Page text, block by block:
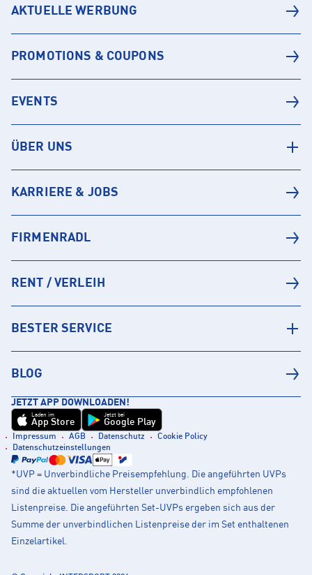
AKTUELLE WERBUNG
PROMOTIONS & COUPONS
EVENTS
ÜBER UNS
KARRIERE & JOBS
FIRMENRADL
RENT / VERLEIH
BESTER SERVICE
BLOG
JETZT APP DOWNLOADEN!
Laden im
App Store
Jetzt bei
Google Play
Impressum AGB Datenschutz
Cookie Policy
Datenschutzeinstellungen
*UVP = Unverbindliche Preisempfehlung. Die angeführten UVPs
sind die aktuellen vom Hersteller unverbindlich empfohlenen
Listenpreise. Die angeführten Set-UVPs ergeben sich aus der
Summe der unverbindlichen Listenpreise der im Set enthaltenen
Einzelartikel.